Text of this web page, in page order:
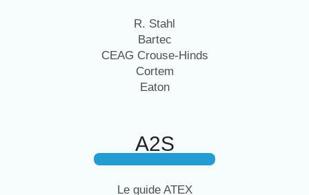
R. Stahl
Bartec
CEAG Crouse-Hinds
Cortem
Eaton
A2S
Le guide ATEX